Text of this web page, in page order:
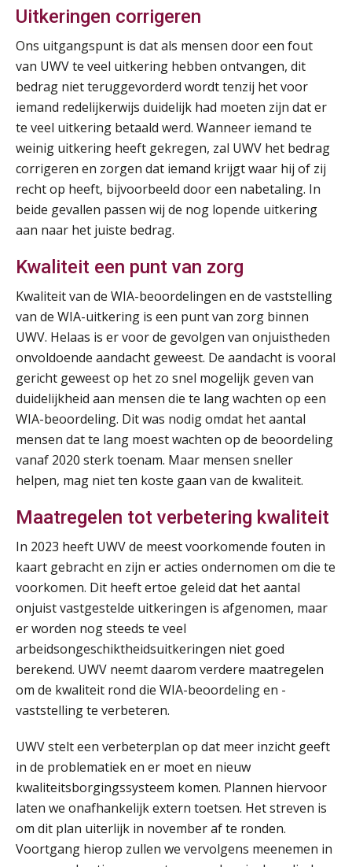
Uitkeringen corrigeren
Ons uitgangspunt is dat als mensen door een fout
van UWV te veel uitkering hebben ontvangen, dit
bedrag niet teruggevorderd wordt tenzij het voor
iemand redelijkerwijs duidelijk had moeten zijn dat er
te veel uitkering betaald werd. Wanneer iemand te
weinig uitkering heeft gekregen, zal UWV het bedrag
corrigeren en zorgen dat iemand krijgt waar hij of zij
recht op heeft, bijvoorbeeld door een nabetaling. In
beide gevallen passen wij de nog lopende uitkering
aan naar het juiste bedrag.
Kwaliteit een punt van zorg
Kwaliteit van de WIA-beoordelingen en de vaststelling
van de WIA-uitkering is een punt van zorg binnen
UWV. Helaas is er voor de gevolgen van onjuistheden
onvoldoende aandacht geweest. De aandacht is vooral
gericht geweest op het zo snel mogelijk geven van
duidelijkheid aan mensen die te lang wachten op een
WIA-beoordeling. Dit was nodig omdat het aantal
mensen dat te lang moest wachten op de beoordeling
vanaf 2020 sterk toenam. Maar mensen sneller
helpen, mag niet ten koste gaan van de kwaliteit.
Maatregelen tot verbetering kwaliteit
In 2023 heeft UWV de meest voorkomende fouten in
kaart gebracht en zijn er acties ondernomen om die te
voorkomen. Dit heeft ertoe geleid dat het aantal
onjuist vastgestelde uitkeringen is afgenomen, maar
er worden nog steeds te veel
arbeidsongeschiktheidsuitkeringen niet goed
berekend. UWV neemt daarom verdere maatregelen
om de kwaliteit rond die WIA-beoordeling en -
vaststelling te verbeteren.
UWV stelt een verbeterplan op dat meer inzicht geeft
in de problematiek en er moet en nieuw
kwaliteitsborgingssysteem komen. Plannen hiervoor
laten we onafhankelijk extern toetsen. Het streven is
om dit plan uiterlijk in november af te ronden.
Voortgang hierop zullen we vervolgens meenemen in
24
AUG
Module Loonheffingen VPS
Markus Verbeek Praehep
24
AUG
Summercourse Update loonheffingen en arbeidsrecht
MOCuitgevers
25
AUG
Summercourse: Kiezen en loslaten & een mindset die kansen ziet en vertrouwen geeft
MOCuitgevers
25
MOCuitgevers
25
AUG
MOCuitgevers
25
AUG
Summercourse Werkkostenregeling
MOCuitgevers
25
MOCuitgevers
25
Summercourse Internationaal/grensoverschrijdend werken
MOCuitgevers
26
AUG
Markus Verbeek Praehep
26
AUG
MOCuitgevers
27
AUG
Summercourse Impact en invloed van AI op de salarisverwerking (verdieping)
MOCuitgevers
AUG
MOCuitgevers
28
AUG
Opfriscursus VPS (NIRPA PE)
Markus Verbeek Praehep
31
Praktijkdiploma Loonadministratie (PDL®)